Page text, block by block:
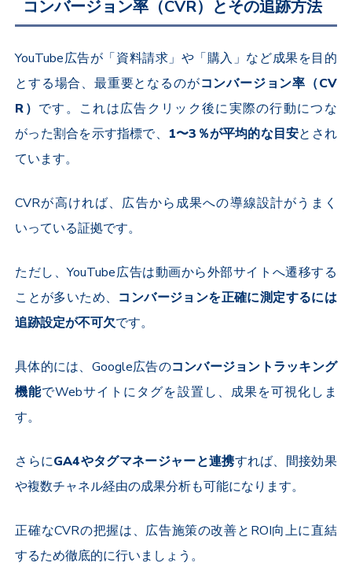
コンバージョン率（CVR）とその追跡方法
YouTube広告が「資料請求」や「購入」など成果を目的
とする場合、最重要となるのがコンバージョン率（CV
R） です。これは広告クリック後に実際の行動につな
がった割合を示す指標で、 1〜3 ％が平均的な目安とされ
ています。
CVRが高ければ、広告から成果への導線設計がうまく
いっている証拠です。
ただし、YouTube広告は動画から外部サイトへ遷移する
ことが多いため、 コンバージョンを正確に測定するには
追跡設定が不可欠です。
具体的には、 Google広告のコンバージョントラッキング
機能でWebサイトにタグを設置し、成果を可視化しま
す。
さらにGA4やタグマネージャーと連携すれば、間接効果
や複数チャネル経由の成果分析も可能になります。
正確なCVRの把握は、広告施策の改善と ROI向上に直結
するため徹底的に行いましょう。